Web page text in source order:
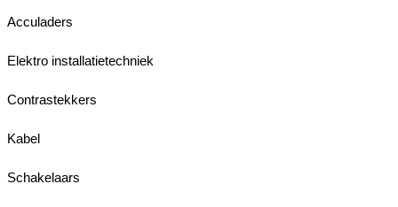
Acculaders
Elektro installatietechniek
Contrastekkers
Kabel
Schakelaars